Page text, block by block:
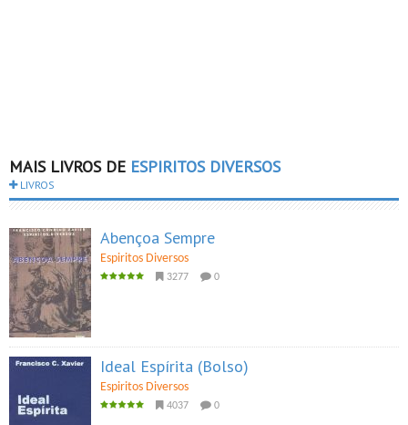
MAIS LIVROS DE ESPIRITOS DIVERSOS
LIVROS
Abençoa Sempre
Espiritos Diversos
3277 0
Ideal Espírita (Bolso)
Espiritos Diversos
4037 0